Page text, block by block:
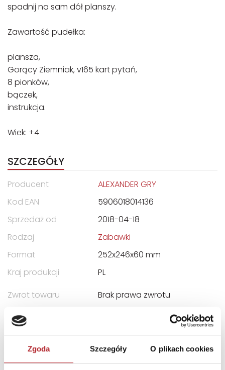
Zgoda Szczegóły O plikach cookies
spadnij na sam dół planszy.
Zawartość pudełka:
plansza,
Gorący Ziemniak, v165 kart pytań,
8 pionków,
bączek,
instrukcja.
Wiek: +4
SZCZEGÓŁY
Producent
ALEXANDER GRY
Kod EAN
5906018014136
Sprzedaż od
2018-04-18
Rodzaj
Zabawki
Format
252x246x60 mm
Kraj produkcji
PL
Zwrot towaru
Brak prawa zwrotu
DANE OSOBY ODPOWIEDZIALNEJ
Nazwa
Zakład Produkcyjny
ALEXANDER Piotr Pundzis